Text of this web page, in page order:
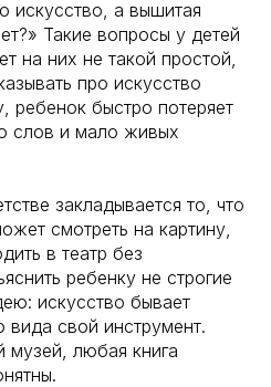
искусство, а вышитая
Такие вопросы у детей
на них не такой простой,
про искусство
ребенок быстро потеряет
слов и мало живых
закладывается то, что
смотреть на картину,
в театр без
ребенку не строгие
искусство бывает
вида свой инструмент.
любая книга